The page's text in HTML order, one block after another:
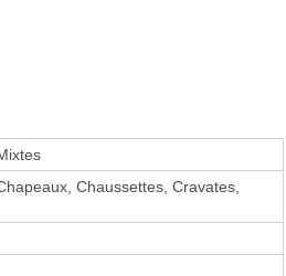
Chaussettes, Cravates,